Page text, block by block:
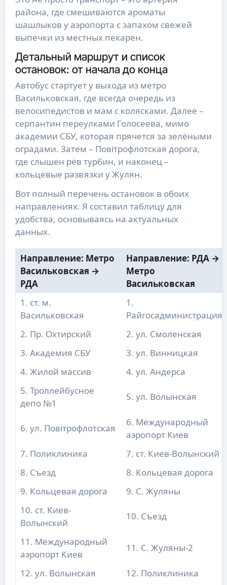
района, где смешиваются ароматы
шашлыков у аэропорта с запахом свежей
выпечки из местных пекарен.
Детальный маршрут и список
остановок: от начала до конца
Автобус стартует у выхода из метро
Васильковская, где всегда очередь из
велосипедистов и мам с колясками. Далее –
серпантин переулками Голосеева, мимо
академии СБУ, которая прячется за зелёными
оградами. Затем – Повітрофлотская дорога,
где слышен рёв турбин, и наконец –
кольцевые развязки у Жулян.
Вот полный перечень остановок в обоих
направлениях. Я составил таблицу для
удобства, основываясь на актуальных
данных.
Направление: Метро
Васильковская →
РДА
Направление: РДА →
Метро
Васильковская
1. ст. м.
Васильковская
1.
Райгосадминистрация
2. Пр. Охтирский
2. ул. Смоленская
3. Академия СБУ
3. ул. Винницкая
4. Жилой массив
4. ул. Андерса
5. Троллейбусное
депо №1
5. ул. Волынская
6. ул. Повітрофлотская
6. Международный
аэропорт Киев
7. Поликлиника
7. ст. Киев-Волынский
8. Съезд
8. Кольцевая дорога
9. Кольцевая дорога
9. С. Жуляны
10. ст. Киев-
Волынский
10. Съезд
11. Международный
аэропорт Киев
11. С. Жуляны-2
12. ул. Волынская 12. Поликлиника